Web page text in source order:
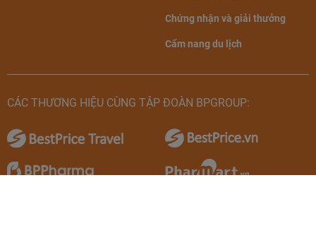
Chứng nhận và giải thưởng
Cẩm nang du lịch
CÁC THƯƠNG HIỆU CÙNG TẬP ĐOÀN BPGROUP: